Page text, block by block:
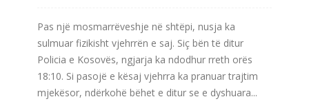
Pas një mosmarrëveshje në shtëpi, nusja ka
sulmuar fizikisht vjehrrën e saj. Siç bën të ditur
Policia e Kosovës, ngjarja ka ndodhur rreth orës
18:10. Si pasojë e kësaj vjehrra ka pranuar trajtim
mjekësor, ndërkohë bëhet e ditur se e dyshuara...